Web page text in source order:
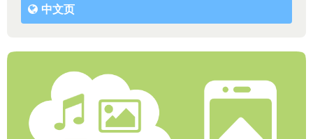
中文页